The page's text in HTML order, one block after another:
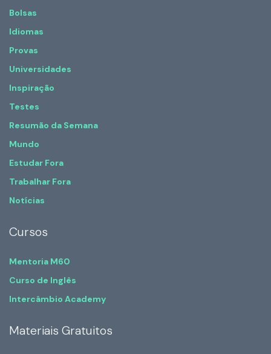
Bolsas
Idiomas
Provas
Universidades
Inspiração
Testes
Resumão da Semana
Mundo
Estudar Fora
Trabalhar Fora
Notícias
Cursos
Mentoria M60
Curso de Inglês
Intercâmbio Academy
Materiais Gratuitos